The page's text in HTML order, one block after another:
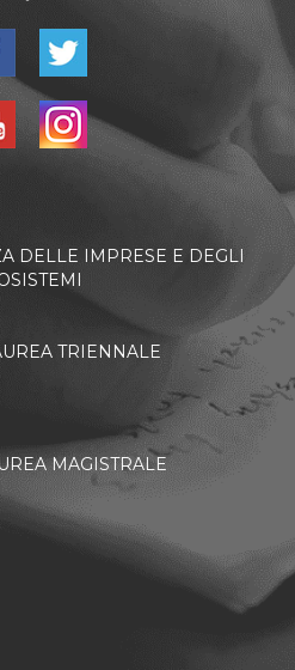
DELLE IMPRESE E DEGLI
TRIENNALE
MAGISTRALE